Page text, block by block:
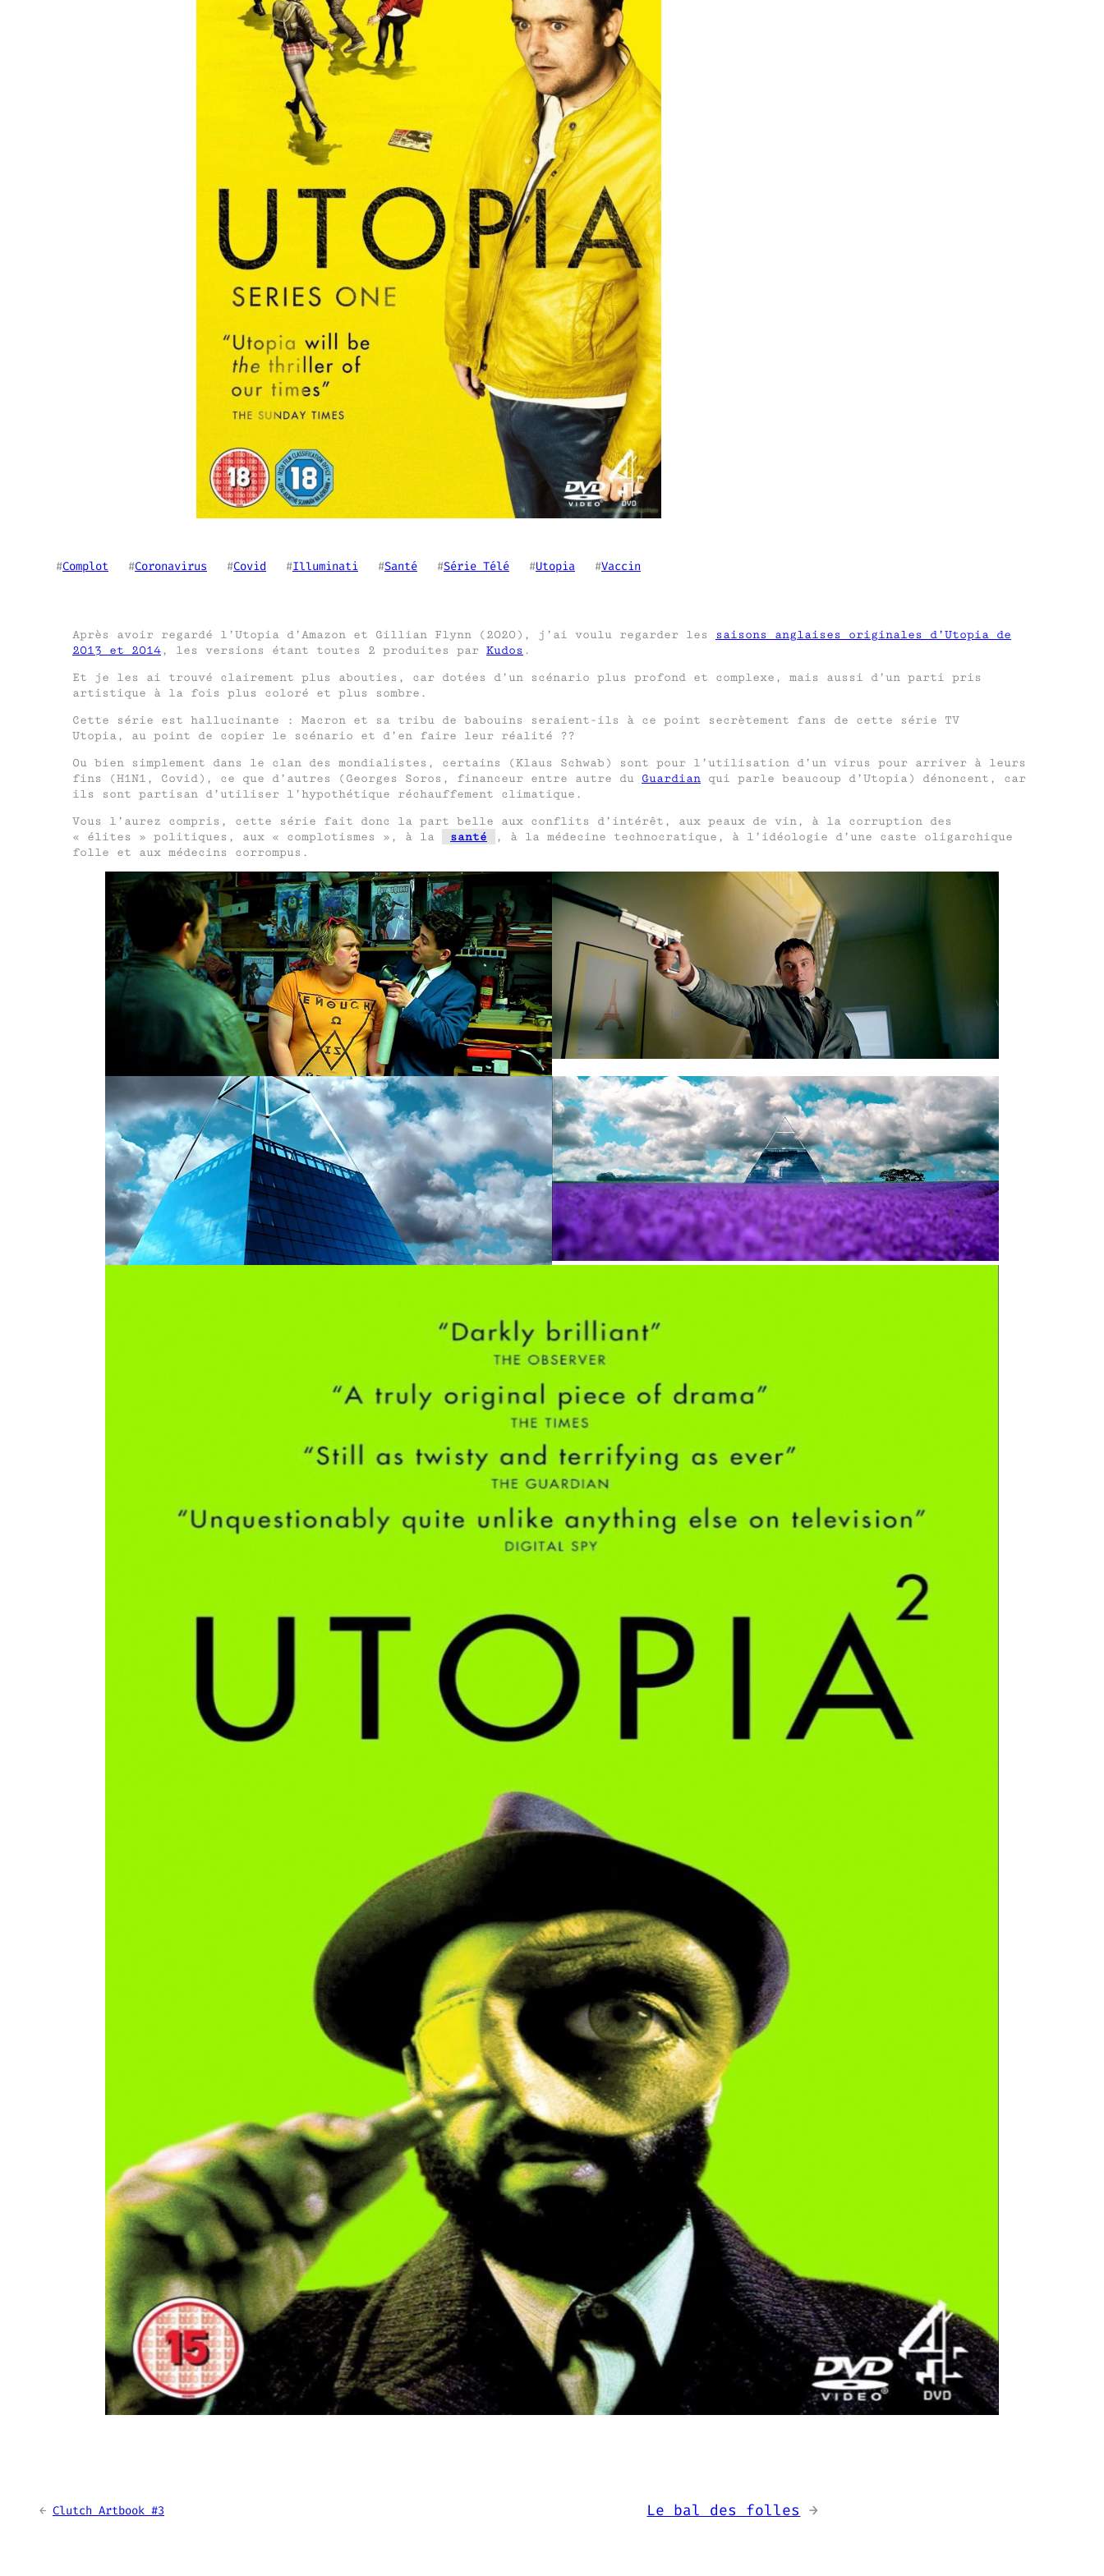
#Complot
   #
Coronavirus
   #
Covid
   #
Illuminati
   #
Santé
   #
Série Télé
   #
Utopia
   #
Vaccin
Après avoir regardé l’Utopia d’Amazon et Gillian Flynn (2020), j’ai voulu regarder les
saisons anglaises originales d’Utopia de
2013 et 2014, les versions étant toutes 2 produites par Kudos .
Et je les ai trouvé clairement plus abouties, car dotées d’un scénario plus profond et complexe, mais aussi d’un parti pris
artistique à la fois plus coloré et plus sombre.
Cette série est hallucinante : Macron et sa tribu de babouins seraient-ils à ce point secrètement fans de cette série TV
Utopia, au point de copier le scénario et d’en faire leur réalité ??
Ou bien simplement dans le clan des mondialistes, certains (Klaus Schwab) sont pour l’utilisation d’un virus pour arriver à leurs
fins (H1N1, Covid), ce que d’autres (Georges Soros, financeur entre autre du Guardian qui parle beaucoup d’Utopia) dénoncent, car
ils sont partisan d’utiliser l’hypothétique réchauffement climatique.
Vous l’aurez compris, cette série fait donc la part belle aux conflits d’intérêt, aux peaux de vin, à la corruption des
« élites » politiques, aux « complotismes », à la
santé
, à la médecine technocratique, à l’idéologie d’une caste oligarchique
folle et aux médecins corrompus.
← Clutch Artbook #3 Le bal des folles →